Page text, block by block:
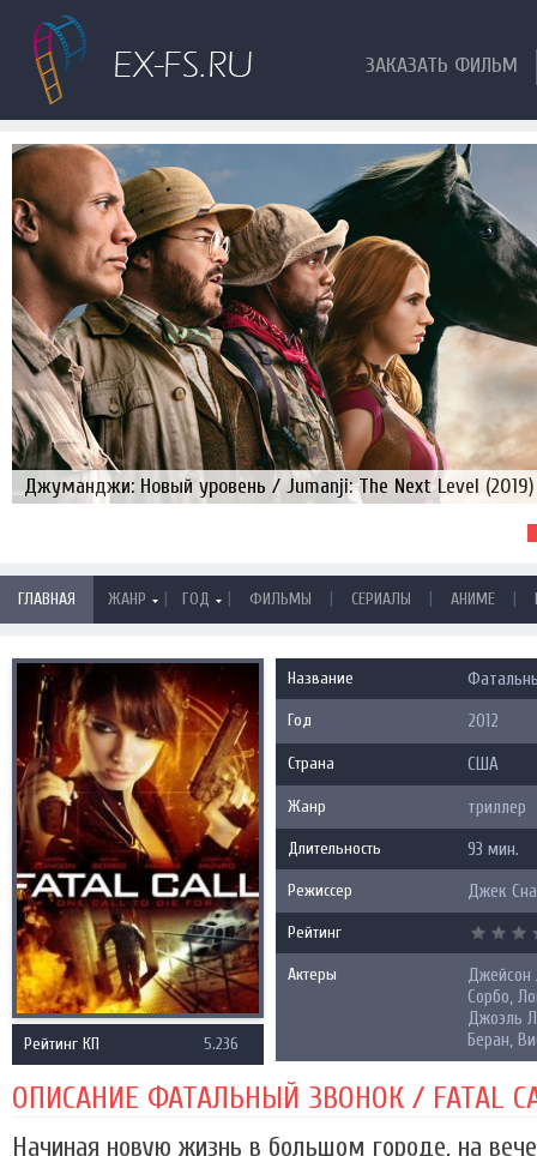
ЗАКАЗАТЬ ФИЛЬМ
Джуманджи: Новый уровень / Jumanji: The Next Level (2019)
ГЛАВНАЯ ЖАНР | ГОД | ФИЛЬМЫ | СЕРИАЛЫ | АНИМЕ |
Рейтинг КП 5.236
Название
Год 2012
Страна США
Жанр триллер
Длительность 93 мин.
Режиссер Джек
Рейтинг
Актеры
Джейсон
Сорбо,
Джоэль
Беран,
ОПИСАНИЕ ФАТАЛЬНЫЙ ЗВОНОК / FATAL
Начиная новую жизнь в большом городе, на